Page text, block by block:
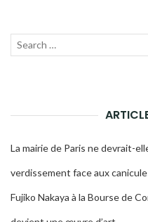
Recherche
La mairie de Paris ne devrait-
verdissement face aux
Fujiko Nakaya à la Bourse de